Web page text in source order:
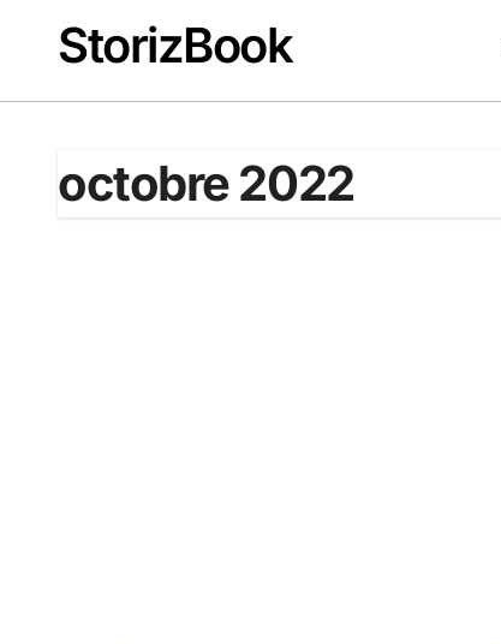
contenuStorizBook
octobre 2022